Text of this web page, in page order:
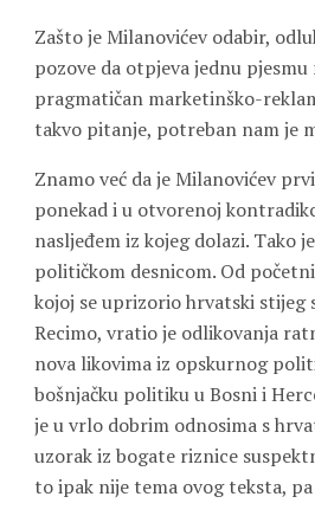
Zašto je Milanovićev odabir,
pozove da otpjeva jednu
pragmatičan marketinško-
takvo pitanje, potreban nam je
Znamo već da je Milanovićev
ponekad i u otvorenoj
nasljeđem iz kojeg dolazi. Tako
političkom desnicom. Od
kojoj se uprizorio hrvatski
Recimo, vratio je odlikovanja
nova likovima iz opskurnog
bošnjačku politiku u Bosni i
je u vrlo dobrim odnosima s
uzorak iz bogate riznice
to ipak nije tema ovog teksta,